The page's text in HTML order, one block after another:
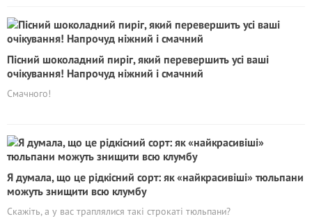
Пісний шоколадний пиріг, який перевершить усі ваші
очікування! Напрочуд ніжний і смачний
Смачного!
Я думала, що це рідкісний сорт: як «найкрасивіші» тюльпани
можуть знищити всю клумбу
Скажіть, а у вас траплялися такі строкаті тюльпани?